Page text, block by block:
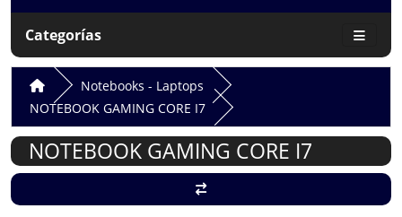
Categorías
Notebooks - Laptops
NOTEBOOK GAMING CORE I7
NOTEBOOK GAMING CORE I7